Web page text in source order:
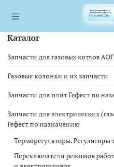
Каталог
Запчасти для газовых котлов
Газовые колонки и их запчасти
Запчасти для плит Гефест по
Запчасти для электрических
Гефест по назначению
Терморегуляторы. Регуляторы
Переключатели режимов
<a href="https://
<a href="https://